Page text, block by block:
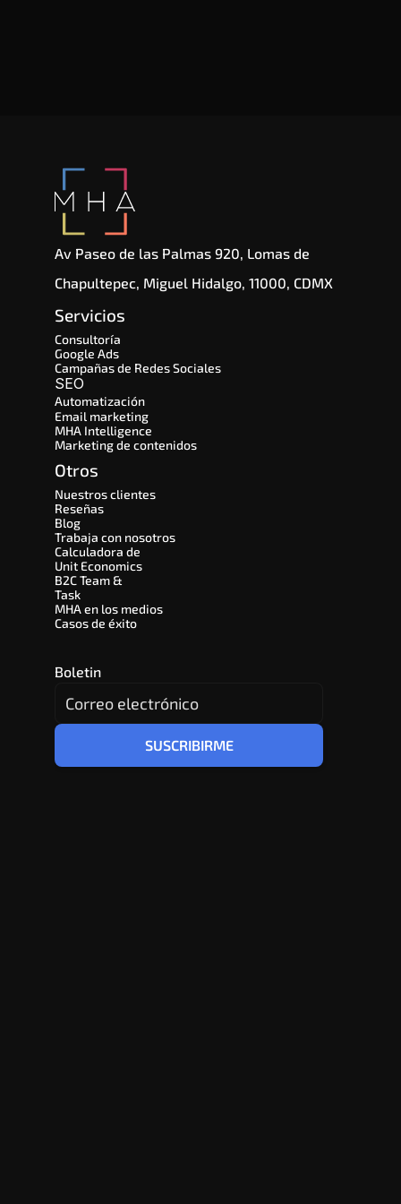
Av Paseo de las Palmas 920, Lomas de
Chapultepec, Miguel Hidalgo, 11000, CDMX
Servicios
Consultoría
Google Ads
Campañas de Redes Sociales
Automatización
Email marketing
MHA Intelligence
Marketing de contenidos
Otros
Nuestros clientes
Reseñas
Blog
Trabaja con nosotros
Calculadora de
Unit Economics
B2C Team &
Task
MHA en los medios
Casos de éxito
Boletin